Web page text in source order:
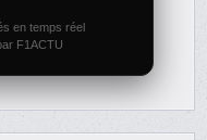
en temps réel
F1ACTU